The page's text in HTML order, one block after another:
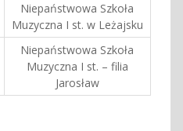
Niepaństwowa Szkoła
Muzyczna I st. w Leżajsku
Niepaństwowa Szkoła
Muzyczna I st. – filia
Jarosław